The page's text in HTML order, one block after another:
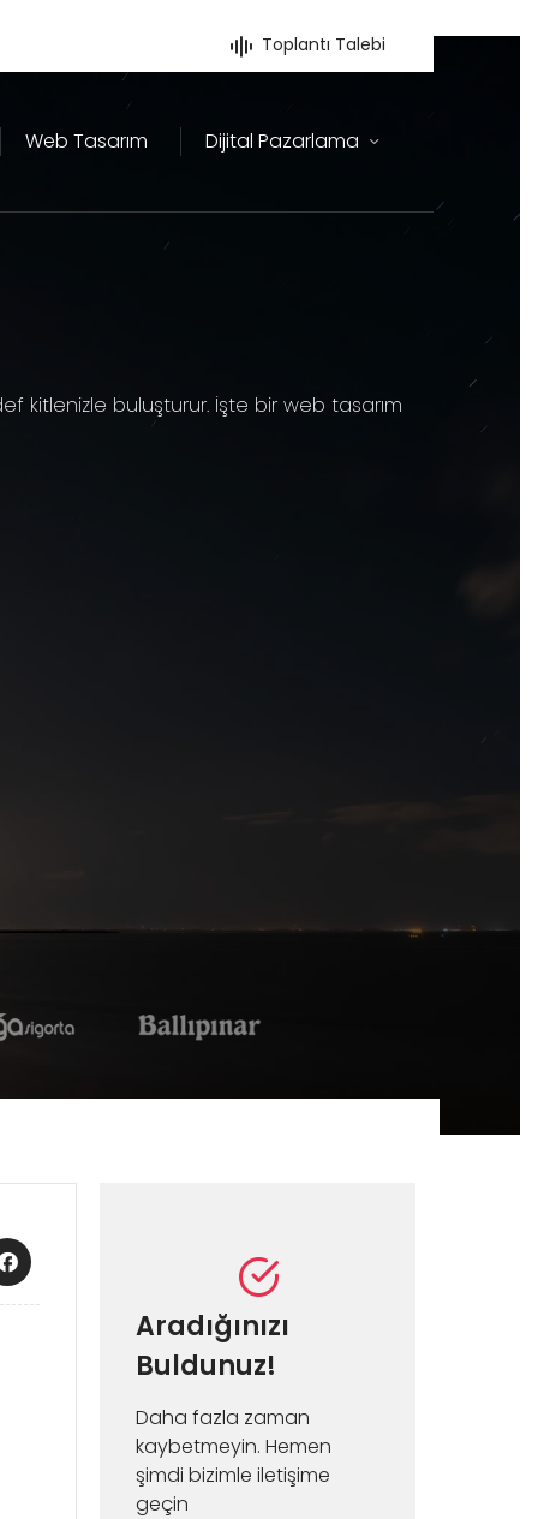
Toplantı Talebi
Web Tasarım Dijital Pazarlama
kitlenizle buluşturur. İşte bir web tasarım
Aradığınızı
Buldunuz!
Daha fazla zaman
kaybetmeyin. Hemen
şimdi bizimle iletişime
geçin